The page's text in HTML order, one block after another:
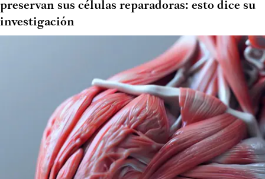
preservan sus células reparadoras: esto dice su
investigación